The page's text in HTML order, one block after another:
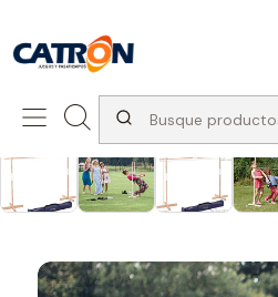
Inicio Productos